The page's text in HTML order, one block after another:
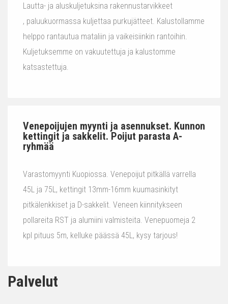
Lautta- ja aluskuljetuksina rakennustarvikkeet
, paluukuormassa kuljettaa purkujätteet. Kalustollamme
helppo rantautua mataliin ja vaikeisiinkin rantoihin.
Kuljetuksemme on vakuutettuja ja kalustomme
katsastettuja.
Venepoijujen myynti ja asennukset. Kunnon
kettingit ja sakkelit. Poijut parasta A-
ryhmää
Varastomyynti Kuopiossa. Venepoijut pitkällä varrella
45L ja 75L, kettingit 13mm-16mm kuumasinkityt
pitkälenkkiset ja D-sakkelit. Veneen kiinnitykseen
pollareita RST ja alumiini valmisteita. Venepuomeja 2
kpl pituus 5m, kelluke päässä 45L, kysy tarjous!
Palvelut